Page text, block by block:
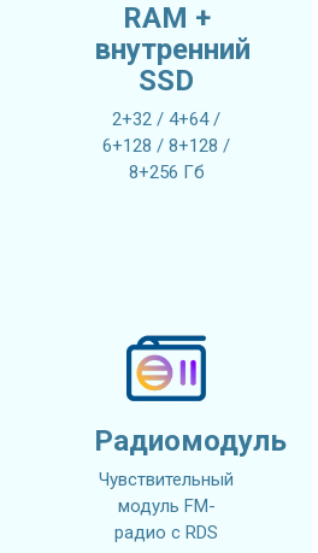
RAM +
внутренний
SSD
2+32 / 4+64 /
6+128 / 8+128 /
8+256 Гб
Радиомодуль
Чувствительный
модуль FM-
радио с RDS